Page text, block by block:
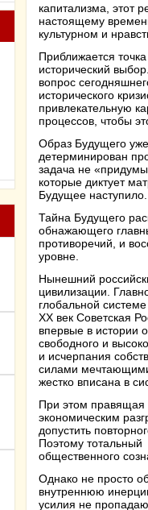
капитализма, этот
настоящему
культурном и
Приближается
исторический
вопрос
исторического
привлекательную
процессов, чтобы
Образ Будущего
детерминирован
задача не
которые диктует
Будущее наступило.
Тайна Будущего
обнажающего
противоречий, и
уровне.
Нынешний
цивилизации.
глобальной
XX век Советская
впервые в истории
свободного и
и исчерпания
силами мечтающими
жестко вписана в
При этом правящая
экономическим
допустить
Поэтому тотальный
общественного
Однако не просто
внутреннюю
усилия не